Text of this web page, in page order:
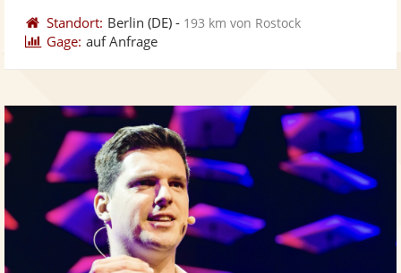
Standort: Berlin (DE) - 193 km von Rostock
Gage: auf Anfrage